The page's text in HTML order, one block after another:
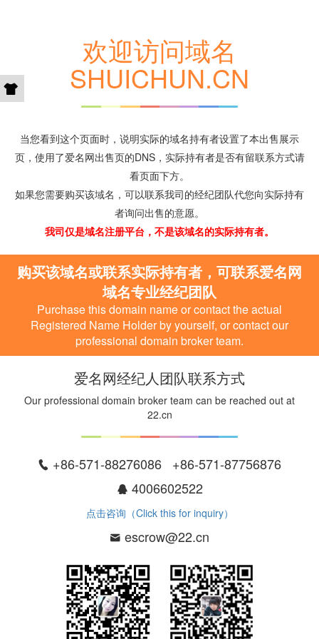
欢迎访问域名
SHUICHUN.CN
当您看到这个页面时，说明实际的域名持有者设置了本出售展示
页，使用了爱名网出售页的DNS，实际持有者是否有留联系方式请
看页面下方。
如果您需要购买该域名，可以联系我司的经纪团队代您向实际持有
者询问出售的意愿。
我司仅是域名注册平台，不是该域名的实际持有者。
购买该域名或联系实际持有者，可联系爱名网
域名专业经纪团队
Purchase this domain name or contact the actual
Registered Name Holder by yourself, or contact our
professional domain broker team.
爱名网经纪人团队联系方式
Our professional domain broker team can be reached out at
22.cn
+86-571-88276086 +86-571-87756876
4006602522
点击咨询（Click this for inquiry）
escrow@22.cn